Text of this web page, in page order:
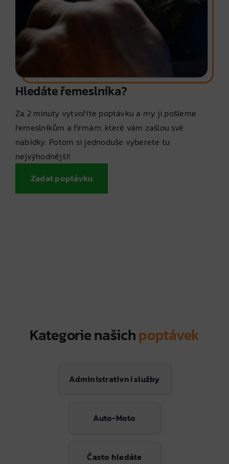
Hledáte řemeslníka?
Za 2 minuty vytvoříte poptávku a my ji pošleme
řemeslníkům a firmám, které vám zašlou své
nabídky. Potom si jednoduše vyberete tu
nejvýhodnější!
Zadat poptávku
Kategorie našichpoptávek
Administrativní služby
Auto-Moto
Často hledáte